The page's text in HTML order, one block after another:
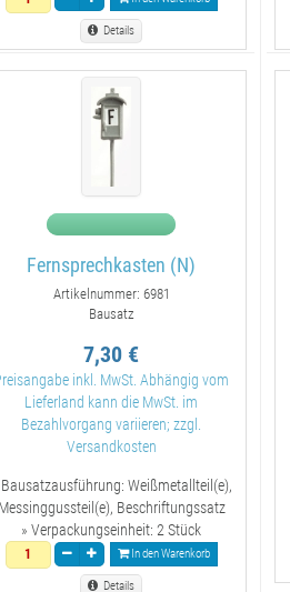
Details
Fernsprechkasten (N)
Artikelnummer: 6981
Bausatz
7,30 €
inkl. MwSt. Abhängig vom
Lieferland kann die MwSt. im
Bezahlvorgang variieren; zzgl.
Versandkosten
Weißmetallteil(e),
Beschriftungssatz
» Verpackungseinheit:2 Stück
In den Warenkorb
Details